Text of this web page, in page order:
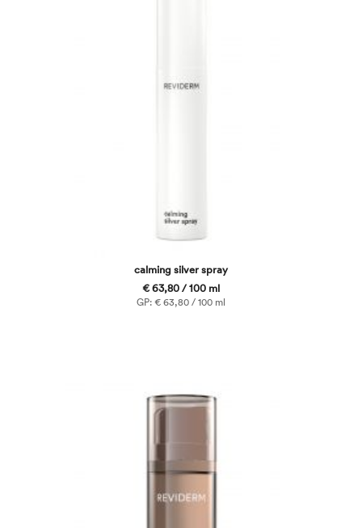
calming silver spray
€ 63,80 / 100 ml
GP: € 63,80 / 100 ml